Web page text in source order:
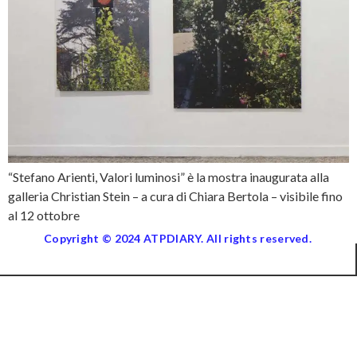
“Stefano Arienti, Valori luminosi” è la mostra inaugurata alla
galleria Christian Stein – a cura di Chiara Bertola – visibile fino
al 12 ottobre
Copyright © 2024 ATPDIARY. All rights reserved.